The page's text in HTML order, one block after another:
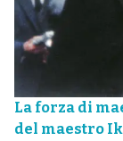
La forza di
del maestro